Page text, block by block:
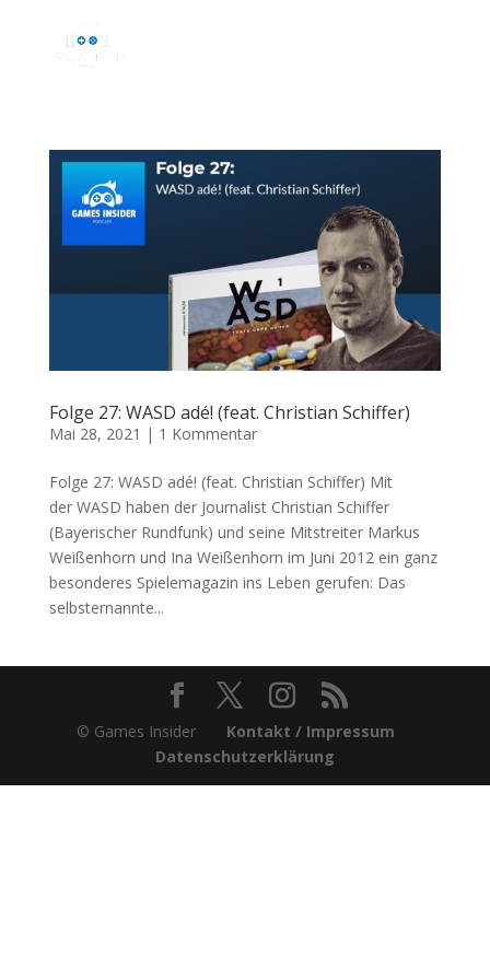
Folge 27: WASD adé! (feat. Christian Schiffer)
Mai 28, 2021 | 1 Kommentar
Folge 27: WASD adé! (feat. Christian Schiffer) Mit
der WASD haben der Journalist Christian Schiffer
(Bayerischer Rundfunk) und seine Mitstreiter Markus
Weißenhorn und Ina Weißenhorn im Juni 2012 ein ganz
besonderes Spielemagazin ins Leben gerufen: Das
selbsternannte...
© Games Insider Kontakt / Impressum
Datenschutzerklärung